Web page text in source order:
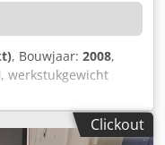
, Bouwjaar: 2008,
, werkstukgewicht
as:
Z-as:220
, Geen minimumprijs –
Clickout